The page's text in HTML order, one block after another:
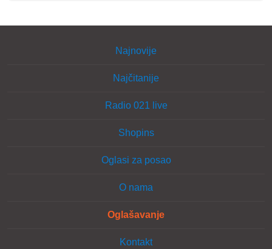
Najnovije
Najčitanije
Radio 021 live
Shopins
Oglasi za posao
O nama
Oglašavanje
Kontakt